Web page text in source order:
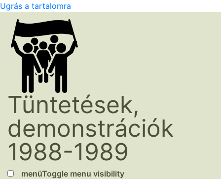
Ugrás a tartalomra
Tüntetések,
demonstrációk
1988-1989
menüToggle menu visibility